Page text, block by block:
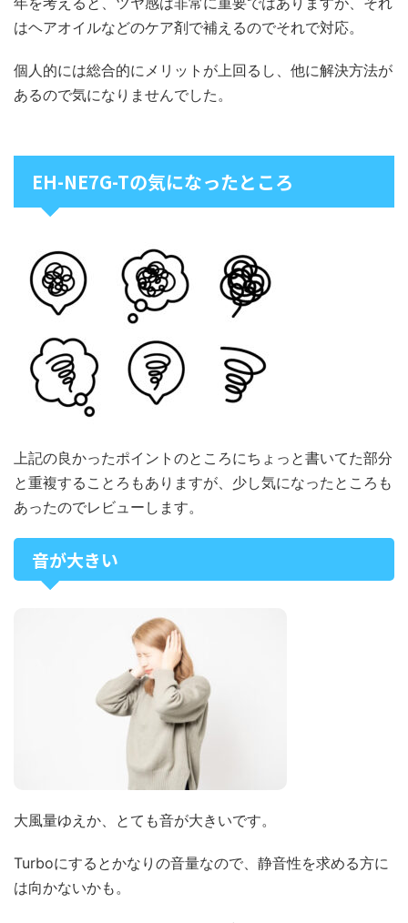
はヘアオイルなどのケア剤で補えるのでそれで対応。
個人的には総合的にメリットが上回るし、他に解決方法が
あるので気になりませんでした。
EH-NE7G-Tの気になったところ
上記の良かったポイントのところにちょっと書いてた部分
と重複することろもありますが、少し気になったところも
あったのでレビューします。
音が大きい
大風量ゆえか、とても音が大きいです。
Turboにするとかなりの音量なので、静音性を求める方に
は向かないかも。